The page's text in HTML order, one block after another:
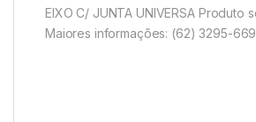
EIXO C/ JUNTA UNIVERSA Produto
Maiores informações: (62) 3295-